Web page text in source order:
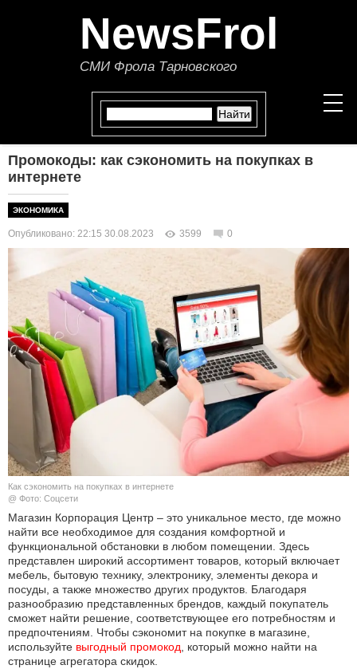
NewsFrol
СМИ Фрола Тарновского
ПОЛИТИКА
ЭКОНОМИКА
В МИРЕ
ОБЩЕСТВО
КУЛЬТУРА
НАУКА
АВТО И МОТО
ЭГОИЗМ
БЛОГ
Промокоды: как сэкономить на покупках в
интернете
ЭКОНОМИКА
Опубликовано: 22:15 30.08.2023 3599 0
Как сэкономить на покупках в интернете
@ Фото: Соцсети
Магазин Корпорация Центр – это уникальное место, где можно
найти все необходимое для создания комфортной и
функциональной обстановки в любом помещении. Здесь
представлен широкий ассортимент товаров, который включает
мебель, бытовую технику, электронику, элементы декора и
посуды, а также множество других продуктов. Благодаря
разнообразию представленных брендов, каждый покупатель
сможет найти решение, соответствующее его потребностям и
предпочтениям. Чтобы сэкономит на покупке в магазине,
используйте выгодный промокод, который можно найти на
странице агрегатора скидок.